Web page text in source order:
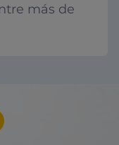
más de